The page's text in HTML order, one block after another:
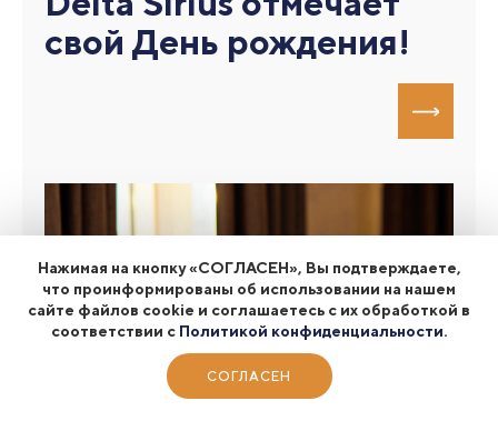
свой День рождения!
Нажимая на кнопку «СОГЛАСЕН», Вы подтверждаете,
что проинформированы об использовании на нашем
сайте файлов cookie и соглашаетесь с их обработкой в
соответствии с Политикой конфиденциальности.
СОГЛАСЕН